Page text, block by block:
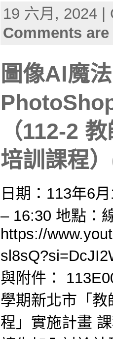
19 六月, 2024
Comments
圖像AI魔
（112-2
培訓課程
日期：113年6
– 16:30 地點：
https://
與附件：
學期新北市「
程」實施計畫